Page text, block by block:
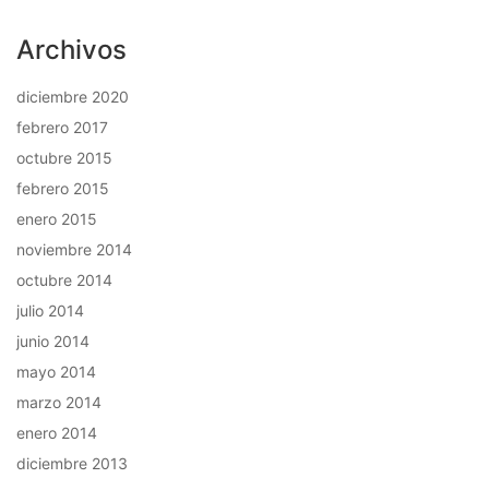
Archivos
diciembre 2020
febrero 2017
octubre 2015
febrero 2015
enero 2015
noviembre 2014
octubre 2014
julio 2014
junio 2014
mayo 2014
marzo 2014
enero 2014
diciembre 2013